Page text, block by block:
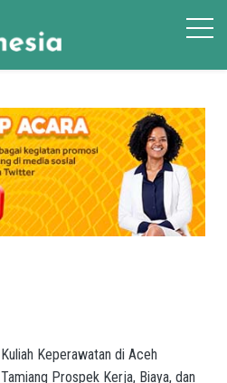
Kuliah Keperawatan di Aceh
Tamiang Prospek Kerja, Biaya, dan